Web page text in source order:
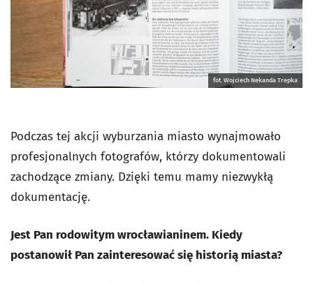
fot. Wojciech Nekanda Trepka
Podczas tej akcji wyburzania miasto wynajmowało
profesjonalnych fotografów, którzy dokumentowali
zachodzące zmiany. Dzięki temu mamy niezwykłą
dokumentację.
Jest Pan rodowitym wrocławianinem. Kiedy
postanowił Pan zainteresować się historią miasta?